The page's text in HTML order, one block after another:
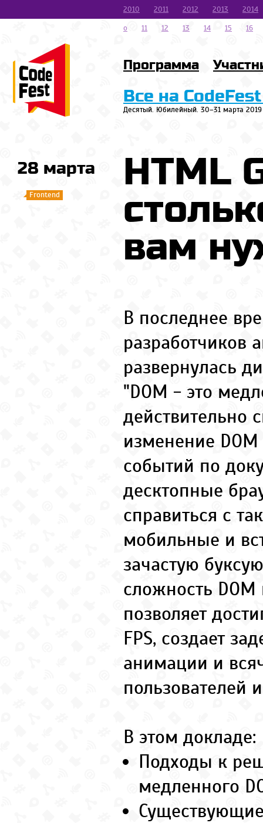
2010 2011 2012 2013
2014
o
11 12 13 14 15 16
Программа
Все на
Десятый. Юбилейный. 30–31 марта 2019
28 марта
Frontend
HTML
вам
В последнее
разработчиков
развернулась
"DOM - это
действительно
изменение DOM
событий по
десктопные
справиться с
мобильные и
зачастую
сложность
позволяет
FPS, создает
анимации и
пользователей
В этом докладе:
Подходы к
медленного